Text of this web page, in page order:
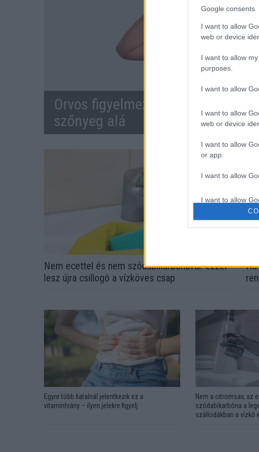
Google consents
I want to allow
web or device
I want to allow
purposes.
I want to allow
I want to allow
web or device
I want to allow
or app.
I want to allow
I want to allow
authentication
Orvos figyelmeztet: ezt az apró
szőnyeg alá
Nem ecettel és nem szódabikarbónával: ezzel
lesz újra csillogó a vízköves csap
Egyre több fiatalnál jelentkezik ez a
vitaminhiány – ilyen jelekre figyelj
Nem a citromsav, az
szódabikarbóna a
szállodákban a vízkő